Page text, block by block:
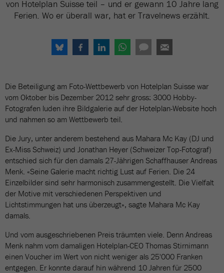
von Hotelplan Suisse teil – und er gewann 10 Jahre lang
Ferien. Wo er überall war, hat er Travelnews erzählt.
Die Beteiligung am Foto-Wettbewerb von Hotelplan Suisse war
vom Oktober bis Dezember 2012 sehr gross: 3000 Hobby-
Fotografen luden ihre Bildgalerie auf der Hotelplan-Website hoch
und nahmen so am Wettbewerb teil.
Die Jury, unter anderem bestehend aus Mahara Mc Kay (DJ und
Ex-Miss Schweiz) und Jonathan Heyer (Schweizer Top-Fotograf)
entschied sich für den damals 27-Jährigen Schaffhauser Andreas
Menk. «Seine Galerie macht richtig Lust auf Ferien. Die 24
Einzelbilder sind sehr harmonisch zusammengestellt. Die Vielfalt
der Motive mit verschiedenen Perspektiven und
Lichtstimmungen hat uns überzeugt», sagte Mahara Mc Kay
damals.
Und vom ausgeschriebenen Preis träumten viele. Denn Andreas
Menk nahm vom damaligen Hotelplan-CEO Thomas Stirnimann
einen Voucher im Wert von nicht weniger als 25'000 Franken
entgegen. Er konnte darauf hin während 10 Jahren für 2500